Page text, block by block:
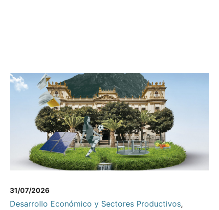
31/07/2026
Desarrollo Económico y Sectores Productivos,